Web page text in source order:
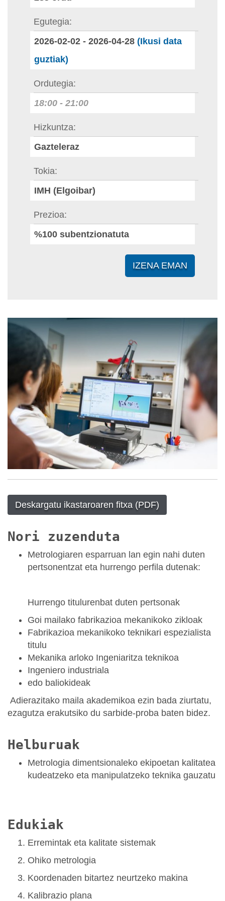
Egutegia
2026-02-02 - 2026-04-28 (Ikusi data
guztiak)
Ordutegia
18:00 - 21:00
Hizkuntza
Gazteleraz
Tokia
IMH (Elgoibar)
Prezioa
%100 subentzionatuta
IZENA EMAN
Deskargatu ikastaroaren fitxa (PDF)
Nori zuzenduta
Metrologiaren esparruan lan egin nahi duten
pertsonentzat eta hurrengo perfila dutenak:
Hurrengo titulurenbat duten pertsonak
Goi mailako fabrikazioa mekanikoko zikloak
Fabrikazioa mekanikoko teknikari espezialista
titulu
Mekanika arloko Ingeniaritza teknikoa
Ingeniero industriala
edo baliokideak
Adierazitako maila akademikoa ezin bada ziurtatu,
ezagutza erakutsiko du sarbide-proba baten bidez.
Helburuak
Metrologia dimentsionaleko ekipoetan kalitatea
kudeatzeko eta manipulatzeko teknika gauzatu
Edukiak
Erremintak eta kalitate sistemak
Ohiko metrologia
Koordenaden bitartez neurtzeko makina
Kalibrazio plana